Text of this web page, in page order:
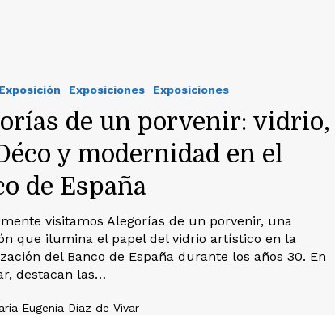
Exposición Exposiciones Exposiciones
de un porvenir: vidrio,
y modernidad en el
de España
visitamos Alegorías de un porvenir, una
que ilumina el papel del vidrio artístico en la
del Banco de España durante los años 30. En
destacan las…
Eugenia Diaz de Vivar